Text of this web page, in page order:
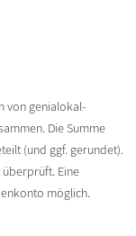
von genialokal-
Die Summe
(und ggf. gerundet).
überprüft. Eine
möglich.